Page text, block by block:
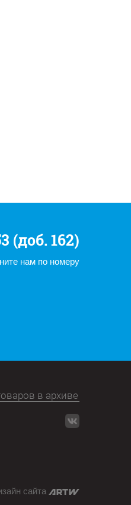
(доб. 162)
нам по номеру
сайта